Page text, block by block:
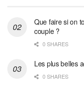
Que faire si on
couple ?
0 SHARES
Les plus belles
0 SHARES